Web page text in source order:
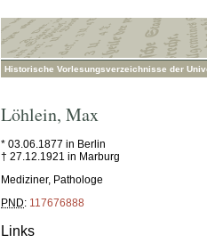
Historische Vorlesungsverzeichnisse der
Löhlein, Max
* 03.06.1877 in Berlin
† 27.12.1921 in Marburg
Mediziner, Pathologe
PND: 117676888
Links